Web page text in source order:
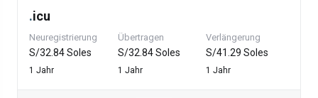
.icu
Neuregistrierung
S/32.84 Soles
1 Jahr
Übertragen
S/32.84 Soles
1 Jahr
Verlängerung
S/41.29 Soles
1 Jahr